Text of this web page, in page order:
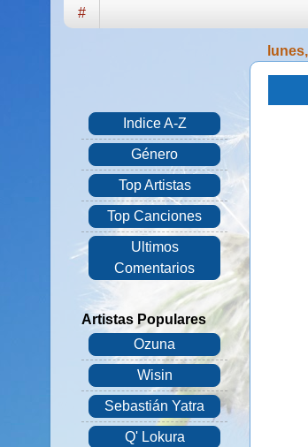
#
Indice A-Z
Género
Top Artistas
Top Canciones
Ultimos
Comentarios
Artistas Populares
Ozuna
Wisin
Sebastián Yatra
Q' Lokura